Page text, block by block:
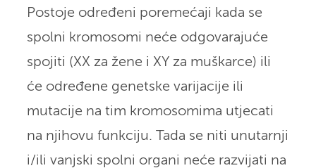
Postoje određeni poremećaji kada se
spolni kromosomi neće odgovarajuće
spojiti (XX za žene i XY za muškarce) ili
će određene genetske varijacije ili
mutacije na tim kromosomima utjecati
na njihovu funkciju. Tada se niti unutarnji
i/ili vanjski spolni organi neće razvijati na